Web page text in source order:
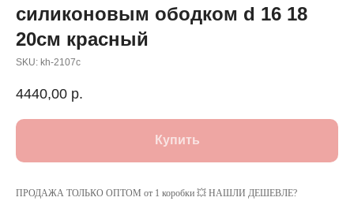
силиконовым ободком d 16 18
20см красный
SKU: kh-2107c
4440,00 р.
Купить
ПРОДАЖА ТОЛЬКО ОПТОМ от 1 коробки 💥 НАШЛИ ДЕШЕВЛЕ?